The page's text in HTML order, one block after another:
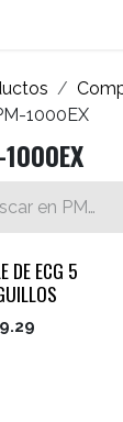
1000EX
DE ECG 5